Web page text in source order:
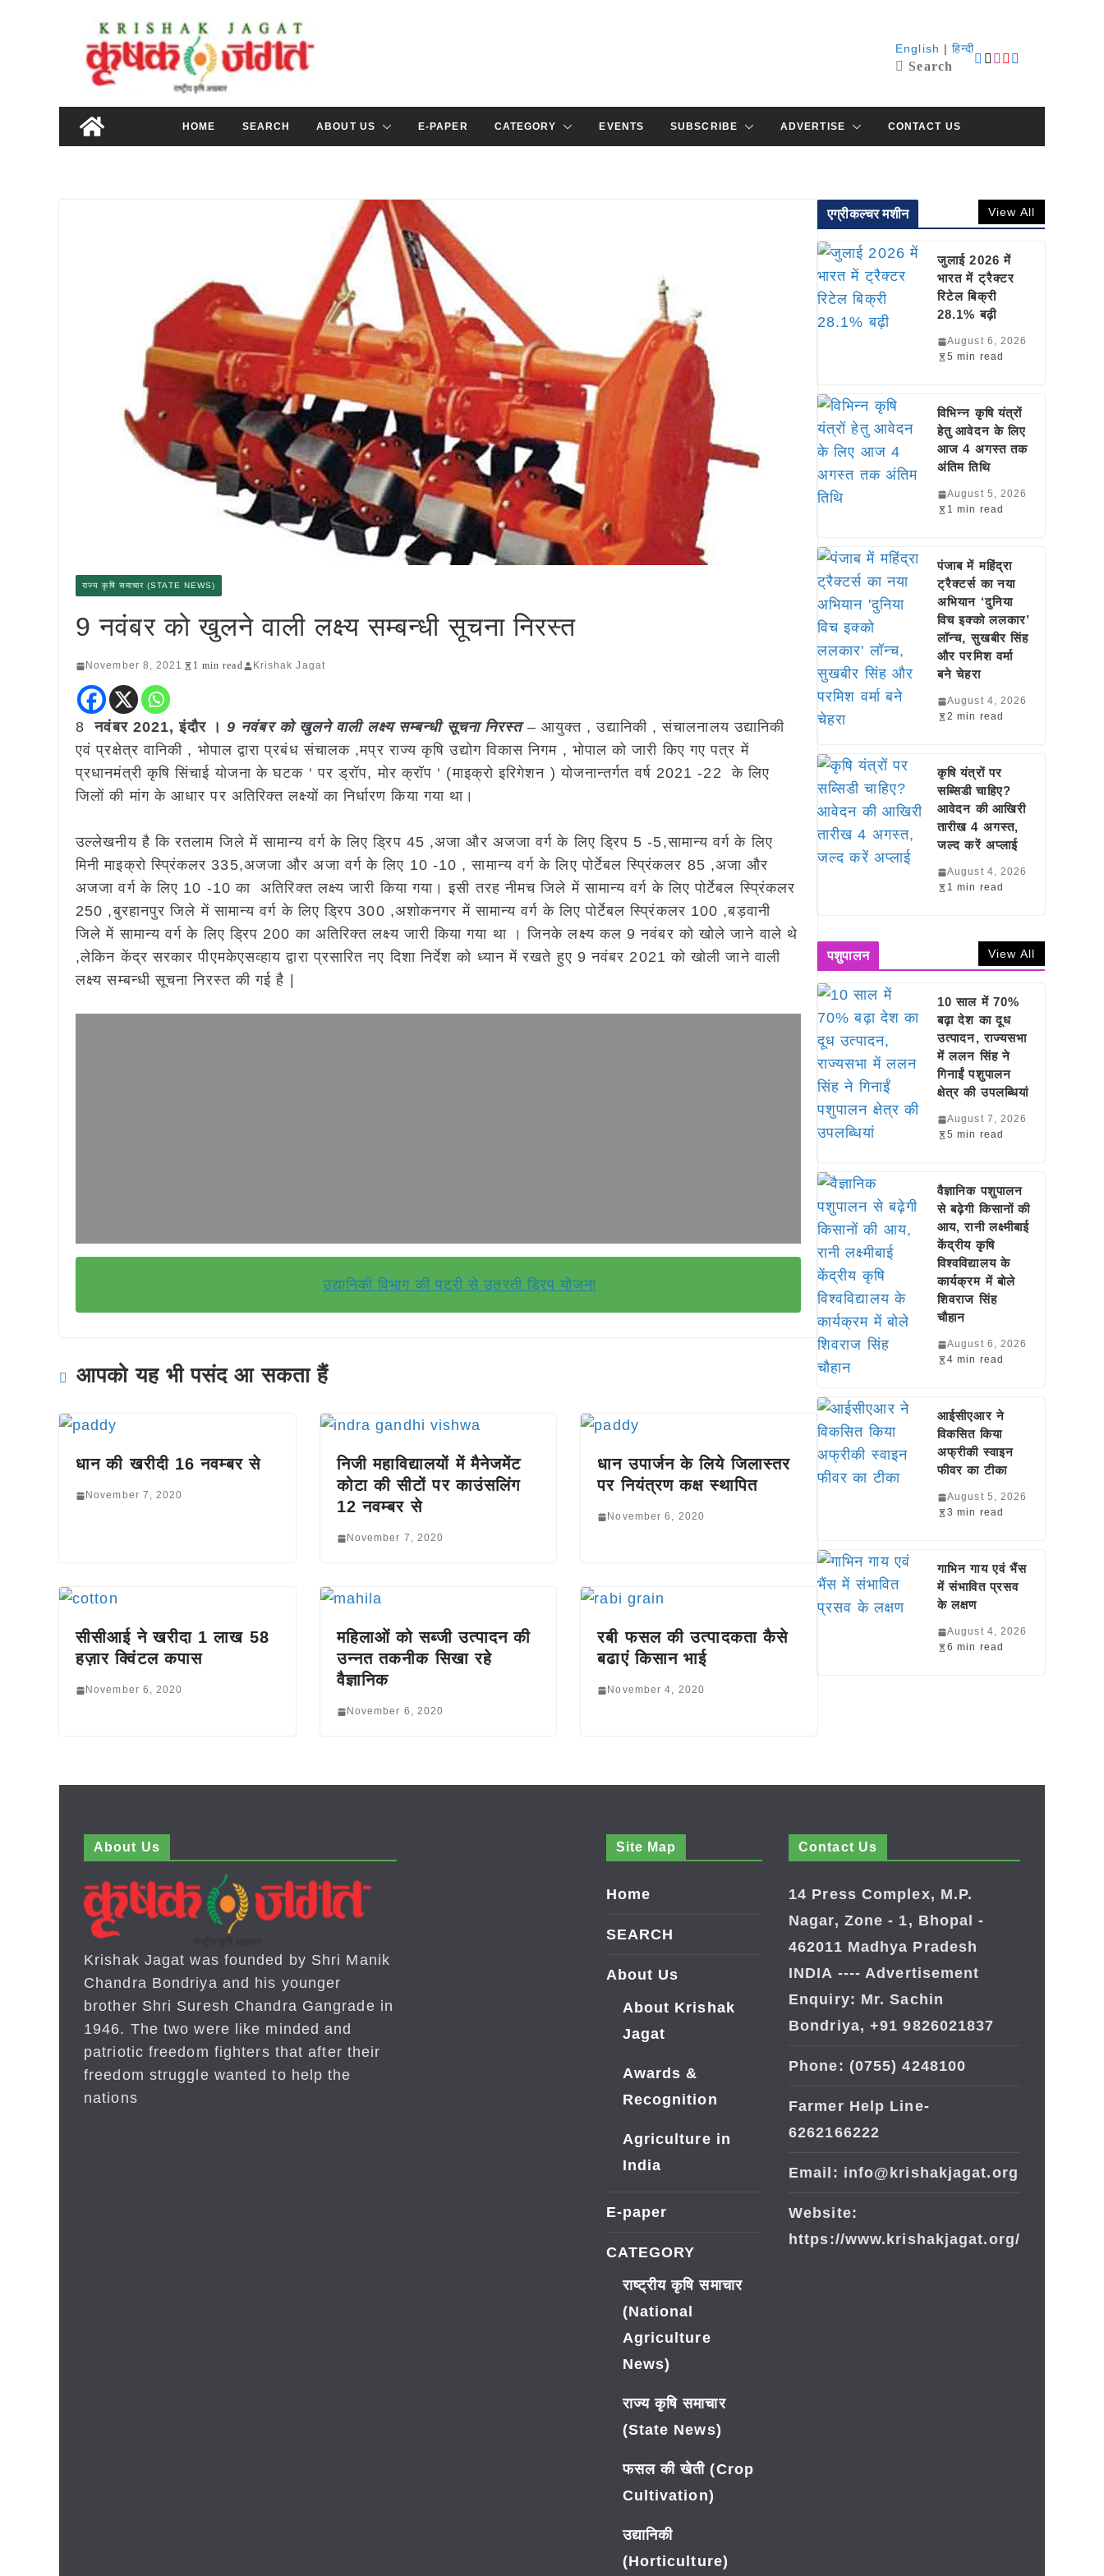
content
English | हिन्दी
Search
HOME SEARCH ABOUT US E-PAPER CATEGORY EVENTS SUBSCRIBE ADVERTISE CONTACT US
राज्य कृषि समाचार (STATE NEWS)
9 नवंबर को खुलने वाली लक्ष्य सम्बन्धी सूचना निरस्त
November 8, 2021 1 min read Krishak Jagat
8 नवंबर 2021, इंदौर ।9 नवंबर को खुलने वाली लक्ष्य सम्बन्धी सूचना निरस्त– आयुक्त , उद्यानिकी , संचालनालय उद्यानिकी
एवं प्रक्षेत्र वानिकी , भोपाल द्वारा प्रबंध संचालक ,मप्र राज्य कृषि उद्योग विकास निगम , भोपाल को जारी किए गए पत्र में
प्रधानमंत्री कृषि सिंचाई योजना के घटक ‘ पर ड्रॉप, मोर क्रॉप ‘ (माइक्रो इरिगेशन ) योजनान्तर्गत वर्ष 2021 -22 के लिए
जिलों की मांग के आधार पर अतिरिक्त लक्ष्यों का निर्धारण किया गया था।
उल्लेखनीय है कि रतलाम जिले में सामान्य वर्ग के लिए ड्रिप 45 ,अजा और अजजा वर्ग के लिए ड्रिप 5 -5,सामान्य वर्ग के लिए
मिनी माइक्रो स्प्रिंकलर 335,अजजा और अजा वर्ग के लिए 10 -10 , सामान्य वर्ग के लिए पोर्टेबल स्प्रिंकलर 85 ,अजा और
अजजा वर्ग के लिए 10 -10 का अतिरिक्त लक्ष्य जारी किया गया। इसी तरह नीमच जिले में सामान्य वर्ग के लिए पोर्टेबल स्प्रिंकलर
250 ,बुरहानपुर जिले में सामान्य वर्ग के लिए ड्रिप 300 ,अशोकनगर में सामान्य वर्ग के लिए पोर्टेबल स्प्रिंकलर 100 ,बड़वानी
जिले में सामान्य वर्ग के लिए ड्रिप 200 का अतिरिक्त लक्ष्य जारी किया गया था । जिनके लक्ष्य कल 9 नवंबर को खोले जाने वाले थे
,लेकिन केंद्र सरकार पीएमकेएसव्हाय द्वारा प्रसारित नए दिशा निर्देश को ध्यान में रखते हुए 9 नवंबर 2021 को खोली जाने वाली
लक्ष्य सम्बन्धी सूचना निरस्त की गई है |
उद्यानिकी विभाग की पटरी से उतरती ड्रिप योजना
आपको यह भी पसंद आ सकता हैं
धान की खरीदी 16 नवम्बर से
November 7, 2020
निजी महाविद्यालयों में मैनेजमेंट
कोटा की सीटों पर काउंसलिंग
12 नवम्बर से
November 7, 2020
धान उपार्जन के लिये जिलास्तर
पर नियंत्रण कक्ष स्थापित
November 6, 2020
सीसीआई ने खरीदा 1 लाख 58
हज़ार क्विंटल कपास
November 6, 2020
महिलाओं को सब्जी उत्पादन की
उन्नत तकनीक सिखा रहे
वैज्ञानिक
November 6, 2020
रबी फसल की उत्पादकता कैसे
बढाएं किसान भाई
November 4, 2020
एग्रीकल्चर मशीन View All
जुलाई 2026 में
भारत में ट्रैक्टर
रिटेल बिक्री
28.1% बढ़ी
August 6, 2026
5 min read
विभिन्न कृषि यंत्रों
हेतु आवेदन के लिए
आज 4 अगस्त तक
अंतिम तिथि
August 5, 2026
1 min read
पंजाब में महिंद्रा
ट्रैक्टर्स का नया
अभियान ‘दुनिया
विच इक्को ललकार’
लॉन्च, सुखबीर सिंह
और परमिश वर्मा
बने चेहरा
August 4, 2026
2 min read
कृषि यंत्रों पर
सब्सिडी चाहिए?
आवेदन की आखिरी
तारीख 4 अगस्त,
जल्द करें अप्लाई
August 4, 2026
1 min read
पशुपालन View All
10 साल में 70%
बढ़ा देश का दूध
उत्पादन, राज्यसभा
में ललन सिंह ने
गिनाईं पशुपालन
क्षेत्र की उपलब्धियां
August 7, 2026
5 min read
वैज्ञानिक पशुपालन
से बढ़ेगी किसानों की
आय, रानी लक्ष्मीबाई
केंद्रीय कृषि
विश्वविद्यालय के
कार्यक्रम में बोले
शिवराज सिंह
चौहान
August 6, 2026
4 min read
आईसीएआर ने
विकसित किया
अफ्रीकी स्वाइन
फीवर का टीका
August 5, 2026
3 min read
गाभिन गाय एवं भैंस
में संभावित प्रसव
के लक्षण
August 4, 2026
6 min read
About Us
Krishak Jagat was founded by Shri Manik
Chandra Bondriya and his younger
brother Shri Suresh Chandra Gangrade in
1946. The two were like minded and
patriotic freedom fighters that after their
freedom struggle wanted to help the
nations
Site Map
Home
SEARCH
About Us
About Krishak
Jagat
Awards &
Recognition
Agriculture in
India
E-paper
CATEGORY
राष्ट्रीय कृषि समाचार
(National
Agriculture
News)
राज्य कृषि समाचार
(State News)
फसल की खेती (Crop
Cultivation)
उद्यानिकी
(Horticulture)
Contact Us
14 Press Complex, M.P.
Nagar, Zone - 1, Bhopal -
462011 Madhya Pradesh
INDIA ---- Advertisement
Enquiry: Mr. Sachin
Bondriya, +91 9826021837
Phone: (0755) 4248100
Farmer Help Line-
6262166222
Email: info@krishakjagat.org
Website:
https://www.krishakjagat.org/